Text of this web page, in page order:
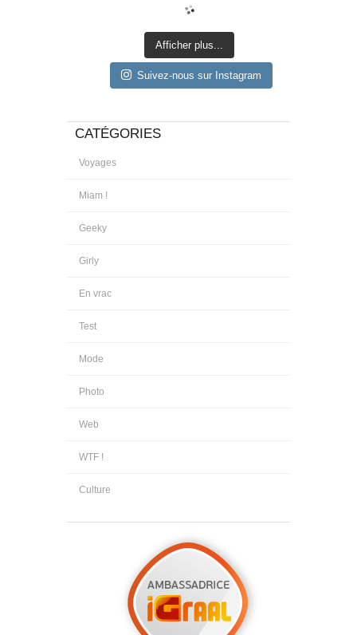
Afficher plus...
Suivez-nous sur Instagram
CATÉGORIES
Voyages
Miam !
Geeky
Girly
En vrac
Test
Mode
Photo
Web
WTF !
Culture